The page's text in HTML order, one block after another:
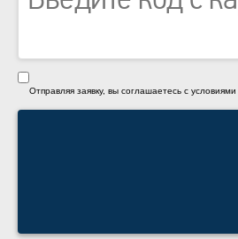
Отправляя заявку, вы соглашаетесь с условиями